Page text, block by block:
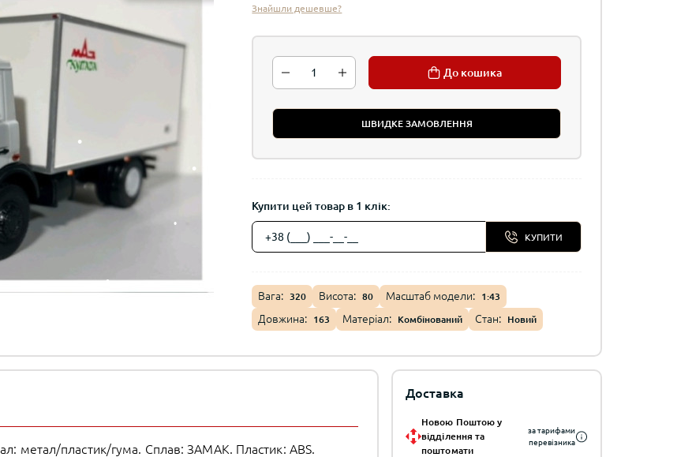
Знайшли дешевше?
До кошика
ШВИДКЕ ЗАМОВЛЕННЯ
Купити цей товар в 1 клік:
КУПИТИ
Вага: 320 Висота: 80 Масштаб модели: 1:43
Довжина: 163 Матеріал: Комбінований Стан: Новий
Доставка
Новою Поштою у
відділення та
поштомати
за тарифами
перевізника
метал/пластик/гума. Сплав: ЗАМАК. Пластик: АВS.